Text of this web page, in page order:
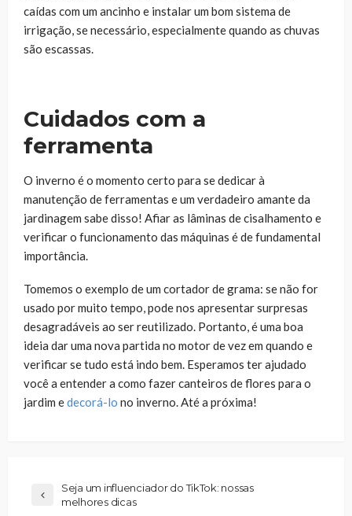
caídas com um ancinho e instalar um bom sistema de
irrigação, se necessário, especialmente quando as chuvas
são escassas.
Cuidados com a
ferramenta
O inverno é o momento certo para se dedicar à
manutenção de ferramentas e um verdadeiro amante da
jardinagem sabe disso! Afiar as lâminas de cisalhamento e
verificar o funcionamento das máquinas é de fundamental
importância.
Tomemos o exemplo de um cortador de grama: se não for
usado por muito tempo, pode nos apresentar surpresas
desagradáveis ao ser reutilizado. Portanto, é uma boa
ideia dar uma nova partida no motor de vez em quando e
verificar se tudo está indo bem. Esperamos ter ajudado
você a entender a como fazer canteiros de flores para o
jardim edecorá-lo no inverno. Até a próxima!
Seja um influenciador do TikTok: nossas
melhores dicas